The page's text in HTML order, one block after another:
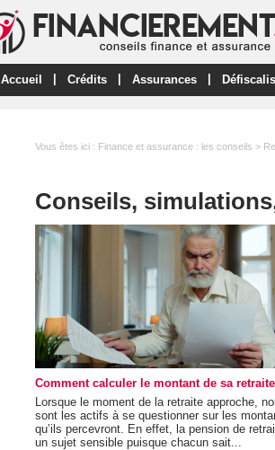
Accueil Crédits Assurances
Vous êtes ici : Finance et assurance : les conseils >
Conseils,
Comment calculer le montant de sa
Lorsque le moment de la retraite approche,
sont les actifs à se questionner sur les
qu’ils percevront. En effet, la pension de
un sujet sensible puisque chacun sait...